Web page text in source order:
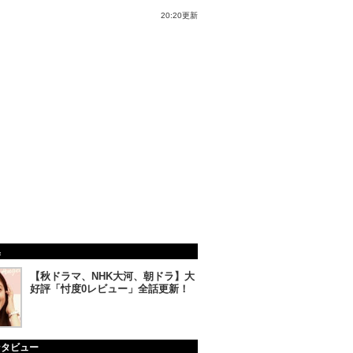
20:20更新
【秋ドラマ、NHK大河、朝ドラ】大
好評「忖度0レビュー」全話更新！
ビュー